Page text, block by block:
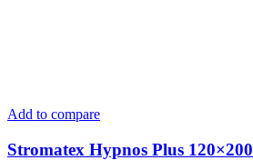
Add to compare
Stromatex Hypnos Plus 120×200